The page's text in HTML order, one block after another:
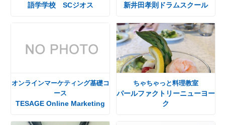
語学学校 SCジオス 新井田孝則ドラムスクール
オンラインマーケティング基礎コ
ース
TESAGE Online Marketing
ちゃちゃっと料理教室
パールファクトリーニューヨー
ク